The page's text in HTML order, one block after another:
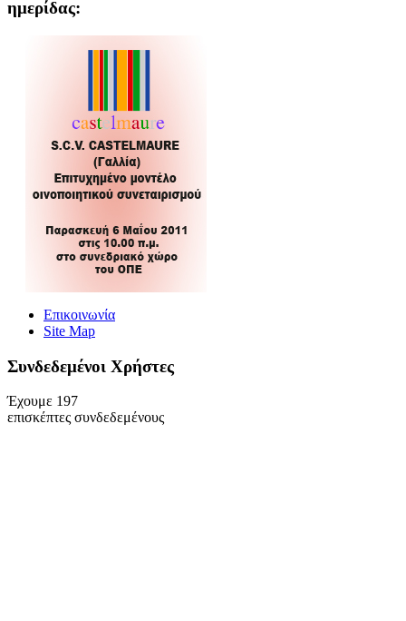
ημερίδας:
Επικοινωνία
Site Map
Συνδεδεμένοι Xρήστες
Έχουμε 197
επισκέπτες συνδεδεμένους